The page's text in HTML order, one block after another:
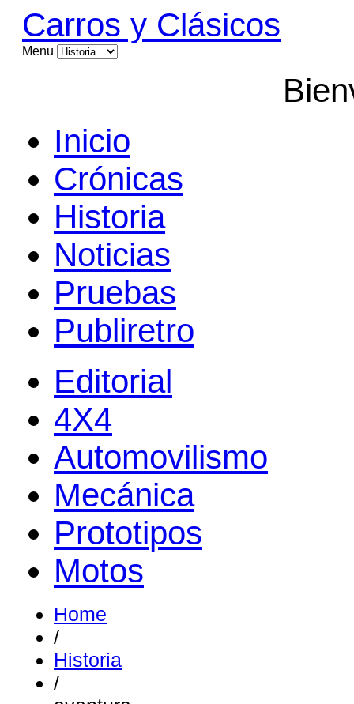
Carros y Clásicos
Menu
Inicio
Crónicas
Historia
Noticias
Pruebas
Publiretro
Editorial
4X4
Automovilismo
Mecánica
Prototipos
Motos
Home
/
Historia
/